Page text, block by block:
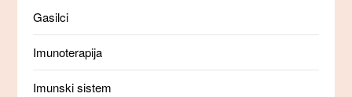
Gasilci
Imunoterapija
Imunski sistem